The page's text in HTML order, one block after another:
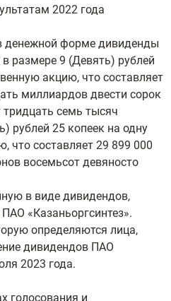
2022 года
денежной форме дивиденды
размере 9 (Девять) рублей
акцию, что составляет
миллиардов двести сорок
семь тысяч
рублей 25 копеек на одну
что составляет 29 899 000
восемьсот девяносто
в виде дивидендов,
«Казаньоргсинтез».
определяются лица,
дивидендов ПАО
2023 года.
голосования и